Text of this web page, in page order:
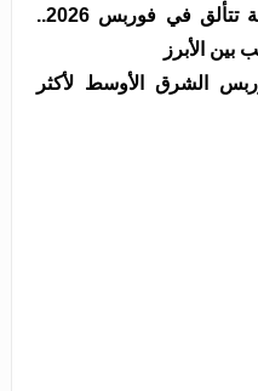
بنوك واتصالات وعقارات مصرية تتألق في فوربس 2026..
بين الأبرز
الشرق الأوسط لأكثر